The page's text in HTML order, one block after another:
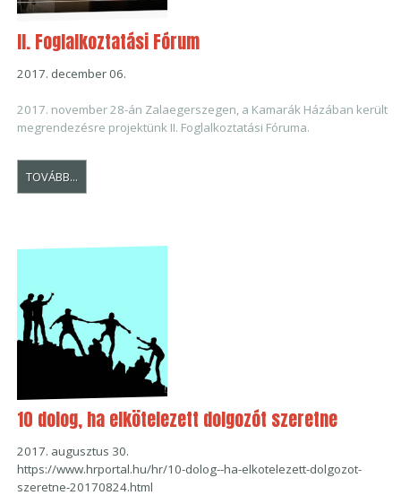
II. Foglalkoztatási Fórum
2017. december 06.
2017. november 28-án Zalaegerszegen, a Kamarák Házában került
megrendezésre projektünk II. Foglalkoztatási Fóruma.
TOVÁBB...
10 dolog, ha elkötelezett dolgozót szeretne
2017. augusztus 30.
https://www.hrportal.hu/hr/10-dolog--ha-elkotelezett-dolgozot-
szeretne-20170824.html